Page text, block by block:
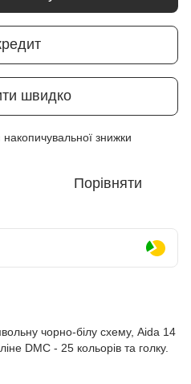
швидко
знижки
Порівняти
чорно-білу схему, Aida 14
DMC - 25 кольорів та голку.